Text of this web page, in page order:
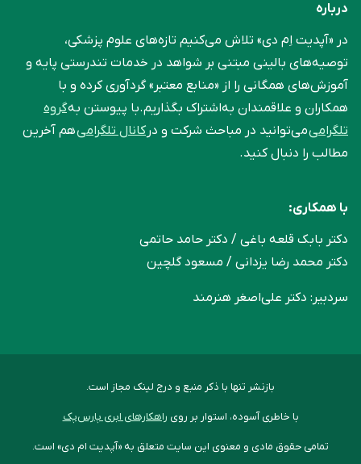
درباره
در «آپدیت اِم دی» تلاش می‌کنیم تازه‌های علوم پزشکی،
توصیه‌های بالینی مبتنی بر شواهد در خدمات تندرستی پایه و
آموزش‌های همگانی را از «منابع معتبر» گردآوری کرده و با
همکاران و علاقمندان به‌اشتراک بگذاریم.با پیوستن بهگروه
تلگرامیمی‌توانید در مباحث شرکت و درکانال تلگرامیهم آخرین
مطالب را دنبال کنید.
با همکاری:
دکتر بابک قلعه‌ باغی / دکتر حامد حاتمی
دکتر محمد رضا یزدانی / مسعود گلچین
سردبیر: دکتر علی‌اصغر هنرمند
بازنشر تنها با ذکر منبع و درج لینک مجاز است.
با خاطری آسوده، استوار بر روی راهکارهای ابری پارس‌پک
تمامی حقوق مادی و معنوی این سایت متعلق به «آپدیت ام دی» است.